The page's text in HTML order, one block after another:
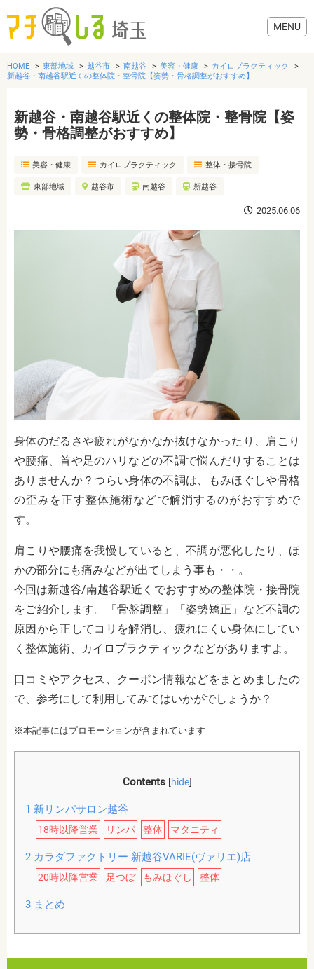
グルメ
美容・健康
HOME 東部地域 越谷市 南越谷 美容・健康
カイロプラクティック
新越谷・南越谷駅近くの整体院・整骨院【姿勢・骨格調整がおすすめ】
新越谷・南越谷駅近くの整体院・整骨院【姿
勢・骨格調整がおすすめ】
美容・健康 カイロプラクティック 整体・接骨院
東部地域 越谷市 南越谷 新越谷
2025.06.06
身体のだるさや疲れがなかなか抜けなかったり、肩こり
や腰痛、首や足のハリなどの不調で悩んだりすることは
ありませんか？つらい身体の不調は、もみほぐしや骨格
の歪みを正す整体施術などで解消するのがおすすめで
す。
肩こりや腰痛を我慢していると、不調が悪化したり、ほ
かの部分にも痛みなどが出てしまう事も・・。
今回は新越谷/南越谷駅近くでおすすめの整体院・接骨院
をご紹介します。「骨盤調整」「姿勢矯正」など不調の
原因から正してコリを解消し、疲れにくい身体にしてい
く整体施術、カイロプラクティックなどがありますよ。
口コミやアクセス、クーポン情報などをまとめましたの
で、参考にして利用してみてはいかがでしょうか？
※本記事にはプロモーションが含まれています
Contents [hide]
1 新リンパサロン越谷
18時以降営業 リンパ 整体 マタニティ
2カラダファクトリー 新越谷VARIE(ヴァリエ)店
20時以降営業 足つぼ もみほぐし 整体
3まとめ